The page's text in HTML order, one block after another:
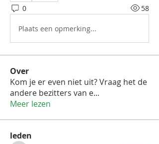
0 58
Plaats een opmerking...
Over
Kom je er even niet uit? Vraag het de
andere bezitters van e...
Meer lezen
leden